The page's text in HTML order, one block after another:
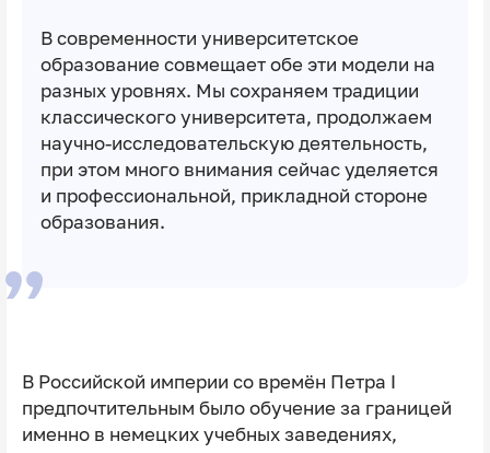
В современности университетское
образование совмещает обе эти модели на
разных уровнях. Мы сохраняем традиции
классического университета, продолжаем
научно-исследовательскую деятельность,
при этом много внимания сейчас уделяется
и профессиональной, прикладной стороне
образования.
В Российской империи со времён Петра Ⅰ
предпочтительным было обучение за границей
именно в немецких учебных заведениях,